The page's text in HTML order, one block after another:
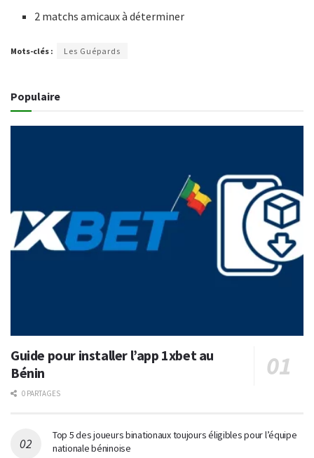
2 matchs amicaux à déterminer
Mots-clés : Les Guépards
Populaire
Guide pour installer l’app 1xbet au
Bénin
0 PARTAGES
Top 5 des joueurs binationaux toujours éligibles pour l’équipe
nationale béninoise